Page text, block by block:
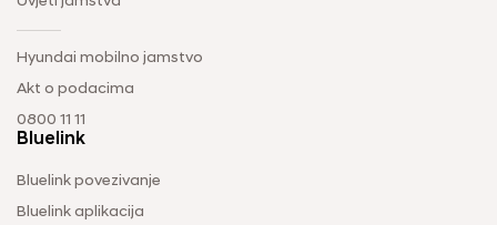
Hyundai mobilno jamstvo
Akt o podacima
0800 11 11
Bluelink
Bluelink povezivanje
Bluelink aplikacija